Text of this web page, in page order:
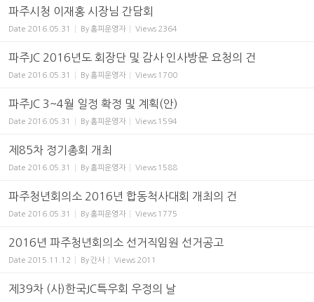
파주시청 이재홍 시장님 간담회
Date 2016.05.31 By 홈피운영자 Views 2364
파주JC 2016년도 회장단 및 감사 인사방문 요청의 건
Date 2016.05.31 By 홈피운영자 Views 1700
파주JC 3~4월 일정 확정 및 계획(안)
Date 2016.05.31 By 홈피운영자 Views 1594
제85차 정기총회 개최
Date 2016.05.31 By 홈피운영자 Views 1588
파주청년회의소 2016년 합동척사대회 개최의 건
Date 2016.05.31 By 홈피운영자 Views 1775
2016년 파주청년회의소 선거직임원 선거공고
Date 2015.11.12 By간사 Views 2011
제39차 (사)한국JC특우회 우정의 날